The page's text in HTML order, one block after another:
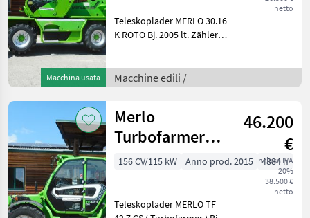
Macchina usata
netto
Teleskoplader MERLO 30.16
K ROTO Bj. 2005 lt. Zähler
15, 8 Meter Hubhöhe 3
Tonnen Hubkraft - incl. G
Macchine edili /
Merlo
Turbofarmer
42.7 CS ( 40km/h
46.200
€
inclusa IVA
20%
38.500 €
netto
156 CV/115 kW Anno prod. 2015 4884 h
Teleskoplader MERLO TF